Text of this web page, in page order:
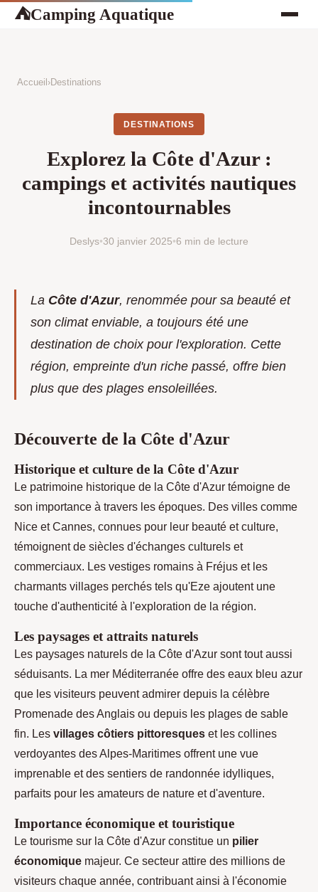
⛺Camping Aquatique
Accueil ›Destinations
DESTINATIONS
Explorez la Côte d'Azur :
campings et activités nautiques
incontournables
Deslys•30 janvier 2025•6 min de lecture
La Côte d'Azur, renommée pour sa beauté et
son climat enviable, a toujours été une
destination de choix pour l'exploration. Cette
région, empreinte d'un riche passé, offre bien
plus que des plages ensoleillées.
Découverte de la Côte d'Azur
Historique et culture de la Côte d'Azur
Le patrimoine historique de la Côte d'Azur témoigne de
son importance à travers les époques. Des villes comme
Nice et Cannes, connues pour leur beauté et culture,
témoignent de siècles d'échanges culturels et
commerciaux. Les vestiges romains à Fréjus et les
charmants villages perchés tels qu'Eze ajoutent une
touche d'authenticité à l'exploration de la région.
Les paysages et attraits naturels
Les paysages naturels de la Côte d'Azur sont tout aussi
séduisants. La mer Méditerranée offre des eaux bleu azur
que les visiteurs peuvent admirer depuis la célèbre
Promenade des Anglais ou depuis les plages de sable
fin. Les villages côtiers pittoresques et les collines
verdoyantes des Alpes-Maritimes offrent une vue
imprenable et des sentiers de randonnée idylliques,
parfaits pour les amateurs de nature et d'aventure.
Importance économique et touristique
Le tourisme sur la Côte d'Azur constitue un pilier
économique majeur. Ce secteur attire des millions de
visiteurs chaque année, contribuant ainsi à l'économie